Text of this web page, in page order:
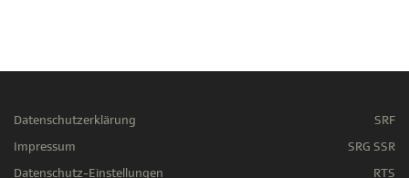
Datenschutzerklärung
Impressum
Datenschutz-Einstellungen
SRF
SRG SSR
RTS